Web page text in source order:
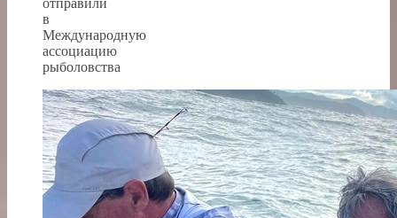
отправили
в
Международную
ассоциацию
рыболовства